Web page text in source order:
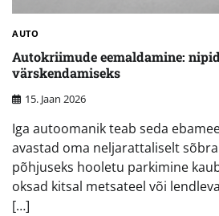
AUTO
Autokriimude eemaldamine:
värskendamiseks
15. Jaan 2026
Iga autoomanik teab seda
avastad oma neljarattaliselt
põhjuseks hooletu parkimine
oksad kitsal metsateel või
[…]